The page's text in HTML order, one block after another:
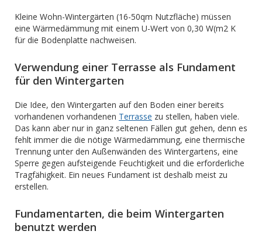
Kleine Wohn-Wintergärten (16-50qm Nutzfläche) müssen
eine Wärmedämmung mit einem U-Wert von 0,30 W(m2 K
für die Bodenplatte nachweisen.
Verwendung einer Terrasse als Fundament
für den Wintergarten
Die Idee, den Wintergarten auf den Boden einer bereits
vorhandenen vorhandenen Terrasse zu stellen, haben viele.
Das kann aber nur in ganz seltenen Fällen gut gehen, denn es
fehlt immer die die nötige Wärmedämmung, eine thermische
Trennung unter den Außenwänden des Wintergartens, eine
Sperre gegen aufsteigende Feuchtigkeit und die erforderliche
Tragfähigkeit. Ein neues Fundament ist deshalb meist zu
erstellen.
Fundamentarten, die beim Wintergarten
benutzt werden